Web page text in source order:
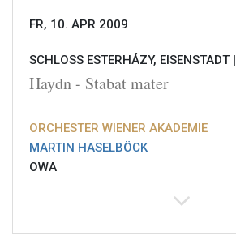
FR, 10. APR 2009
SCHLOSS ESTERHÁZY, EISENSTADT |
Haydn - Stabat mater
ORCHESTER WIENER AKADEMIE
MARTIN HASELBÖCK
OWA